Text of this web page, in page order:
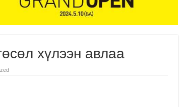
хүлээн авлаа